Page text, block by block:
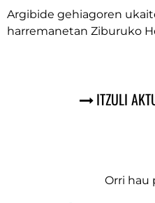
Argibide gehiagoren
harremanetan Ziburuko
ITZULI
Orri hau